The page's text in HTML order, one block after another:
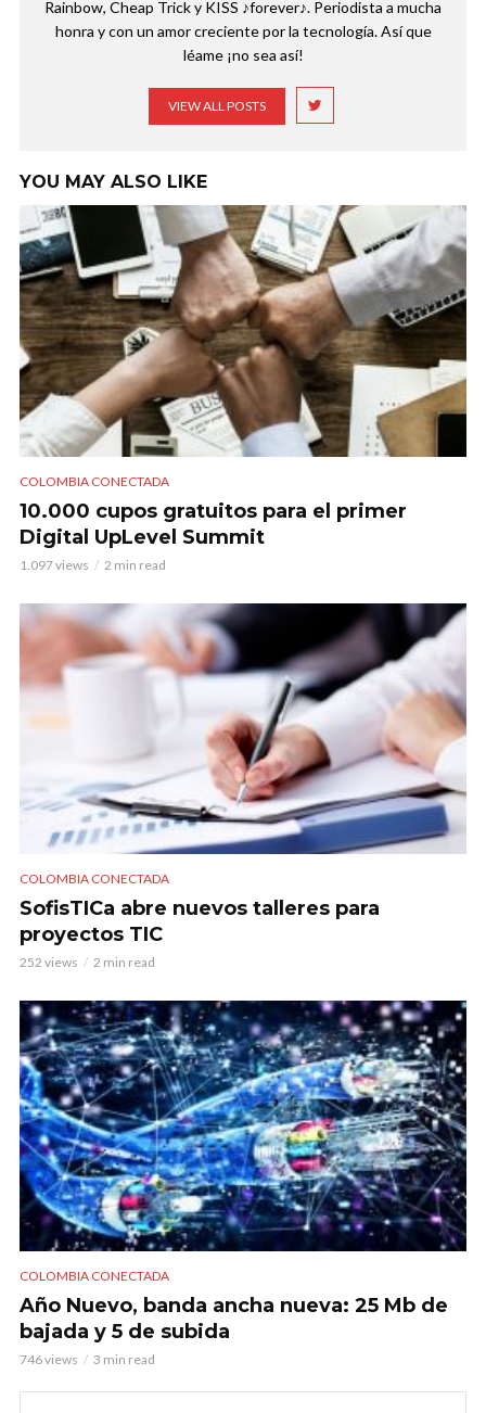
Rainbow, Cheap Trick y KISS ♪forever♪. Periodista a mucha
honra y con un amor creciente por la tecnología. Así que
léame ¡no sea así!
VIEW ALL POSTS
YOU MAY ALSO LIKE
COLOMBIA CONECTADA
10.000 cupos gratuitos para el primer
Digital UpLevel Summit
1.097 views 2 min read
COLOMBIA CONECTADA
SofisTICa abre nuevos talleres para
proyectos TIC
252 views 2 min read
COLOMBIA CONECTADA
Año Nuevo, banda ancha nueva: 25 Mb de
bajada y 5 de subida
746 views 3 min read